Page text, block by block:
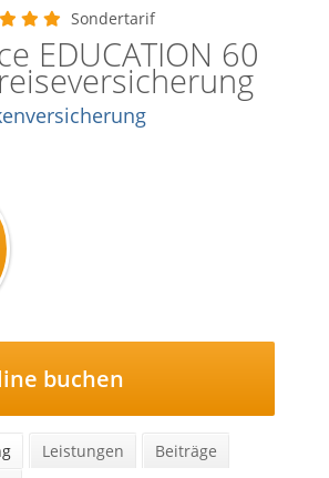
Sondertarif
EDUCATION 60
buchen
Leistungen
Beiträge